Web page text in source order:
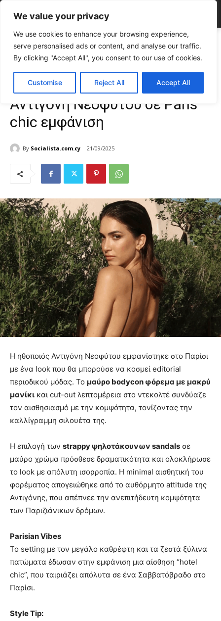
We value your privacy
We use cookies to enhance your browsing experience,
serve personalised ads or content, and analyse our traffic.
By clicking "Accept All", you consent to our use of cookies.
Customise Reject All Accept All
Home FASHION & BEAUTY
Cut-out και αισθησιασμός: Η Αντιγόνη
Νεοφύτου σε Paris chic εμφάνιση
Cut-out και αισθησιασμός: Η
Αντιγόνη Νεοφύτου σε Paris
chic εμφάνιση
By Socialista.com.cy 21/09/2025
Η ηθοποιός Αντιγόνη Νεοφύτου εμφανίστηκε στο Παρίσι
με ένα look που θα μπορούσε να κοσμεί editorial
περιοδικού μόδας. Το μαύρο bodycon φόρεμα με μακρύ
μανίκι και cut-out λεπτομέρεια στο ντεκολτέ συνδύαζε
τον αισθησιασμό με την κομψότητα, τονίζοντας την
καλλίγραμμη σιλουέτα της.
Η επιλογή των strappy ψηλοτάκουνων sandals σε
μαύρο χρώμα πρόσθεσε δραματικότητα και ολοκλήρωσε
το look με απόλυτη ισορροπία. Η minimal αισθητική του
φορέματος απογειώθηκε από το αυθόρμητο attitude της
Αντιγόνης, που απέπνεε την ανεπιτήδευτη κομψότητα
των Παριζιάνικων δρόμων.
Parisian Vibes
Το setting με τον μεγάλο καθρέφτη και τα ζεστά ξύλινα
πατώματα έδωσαν στην εμφάνιση μια αίσθηση “hotel
chic”, που ταιριάζει απόλυτα σε ένα Σαββατόβραδο στο
Παρίσι.
Style Tip: